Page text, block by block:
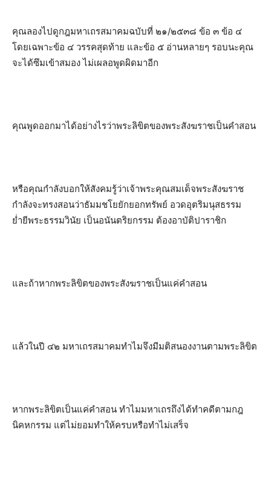
คุณลองไปดูกฎมหาเถรสมาคมฉบับที่ ๒๑/๒๕๓๘ ข้อ ๓ ข้อ ๔
โดยเฉพาะข้อ ๔ วรรคสุดท้าย และข้อ ๕ อ่านหลายๆ รอบนะคุณ
จะได้ซึมเข้าสมอง ไม่เผลอพูดผิดมาอีก
คุณพูดออกมาได้อย่างไรว่าพระลิขิตของพระสังฆราชเป็นคำสอน
หรือคุณกำลังบอกให้สังคมรู้ว่าเจ้าพระคุณสมเด็จพระสังฆราช
กำลังจะทรงสอนว่าธัมมชโยยักยอกทรัพย์ อวดอุตริมนุสธรรม
ย่ำยีพระธรรมวินัย เป็นอนันตริยกรรม ต้องอาบัติปาราชิก
และถ้าหากพระลิขิตของพระสังฆราชเป็นแค่คำสอน
แล้วในปี ๔๒ มหาเถรสมาคมทำไมจึงมีมติสนองงานตามพระลิขิต
หากพระลิขิตเป็นแค่คำสอน ทำไมมหาเถรถึงได้ทำคดีตามกฎ
นิคหกรรม แต่ไม่ยอมทำให้ครบหรือทำไม่เสร็จ